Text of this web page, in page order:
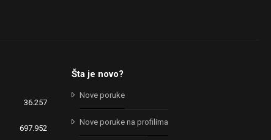
36.257
697.952
Šta je novo?
Nove poruke
Nove poruke na profilima